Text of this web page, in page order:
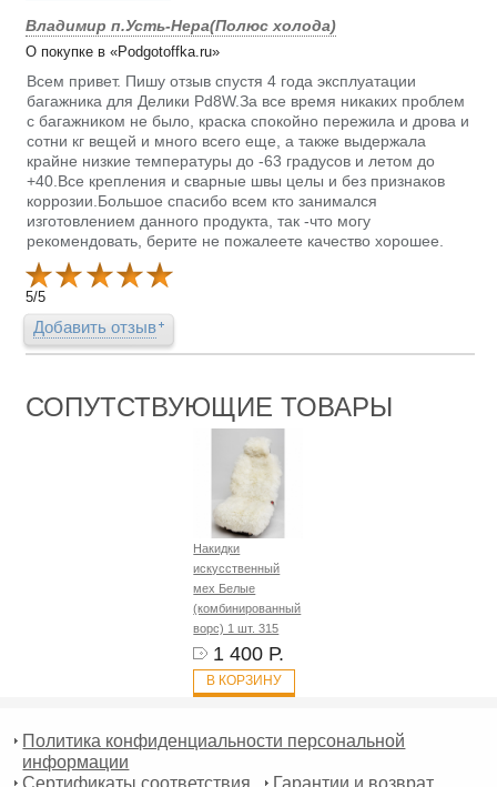
Владимир п.Усть-Нера(Полюс холода)
О покупке в «Podgotoffka.ru»
Всем привет. Пишу отзыв спустя 4 года эксплуатации
багажника для Делики Pd8W.За все время никаких проблем
с багажником не было, краска спокойно пережила и дрова и
сотни кг вещей и много всего еще, а также выдержала
крайне низкие температуры до -63 градусов и летом до
+40.Все крепления и сварные швы целы и без признаков
коррозии.Большое спасибо всем кто занимался
изготовлением данного продукта, так -что могу
рекомендовать, берите не пожалеете качество хорошее.
5/5
Добавить отзыв
СОПУТСТВУЮЩИЕ ТОВАРЫ
Накидки
искусственный
мех Белые
(комбинированный
ворс) 1 шт. 315
1 400 Р.
В КОРЗИНУ
Политика конфиденциальности персональной
информации